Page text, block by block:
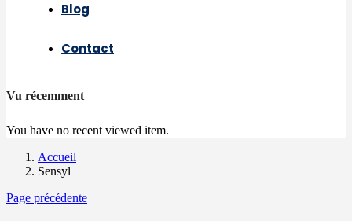
Blog
Contact
Vu récemment
You have no recent viewed item.
Accueil
Sensyl
Page précédente